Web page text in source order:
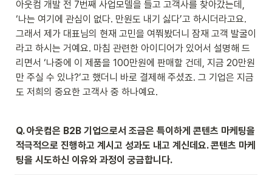
아웃컴 개발 전 7번째 사업모델을 들고 고객사를 찾아갔는데,
‘나는 여기에 관심이 없다. 만원도 내기 싫다’고 하시더라고요.
그래서 제가 대표님의 현재 고민을 여쭤봤더니 잠재 고객 발굴이
라고 하시는 거예요. 마침 관련한 아이디어가 있어서 설명해 드
리면서 ‘나중에 이 제품을 100만원에 판매할 건데, 지금 20만원
만 주실 수 있냐?’고 했더니 바로 결제해 주셨죠. 그 기업은 지금
도 저희의 중요한 고객사 중 하나예요.
Q. 아웃컴은 B2B 기업으로서 조금은 특이하게 콘텐츠 마케팅을
적극적으로 진행하고 계시고 성과도 내고 계신데요. 콘텐츠 마케
팅을 시도하신 이유와 과정이 궁금합니다.